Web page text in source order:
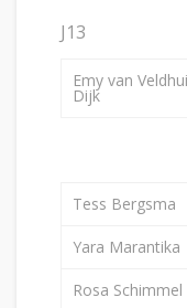
J13
Emy van
Dijk
Tess Bergsma
Yara Marantika
Rosa Schimmel